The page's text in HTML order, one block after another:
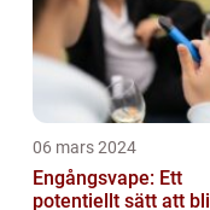
06 mars 2024
Engångsvape: Ett
potentiellt sätt att bli